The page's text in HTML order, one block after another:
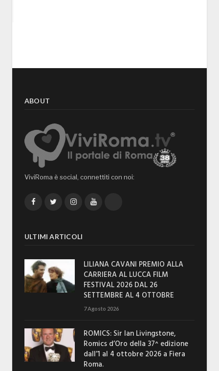
ABOUT
ViviRoma è social, connettiti con noi:
FacebookTwitterInstagramYouTube
ULTIMI ARTICOLI
LILIANA CAVANI PREMIO ALLA
CARRIERA AL LUCCA FILM
FESTIVAL 2026 DAL 26
SETTEMBRE AL 4 OTTOBRE
7 Agosto 2026
ROMICS: Sir Ian Livingstone,
Romics d’Oro della 37^ edizione
dall’1 al 4 ottobre 2026 a Fiera
Roma.